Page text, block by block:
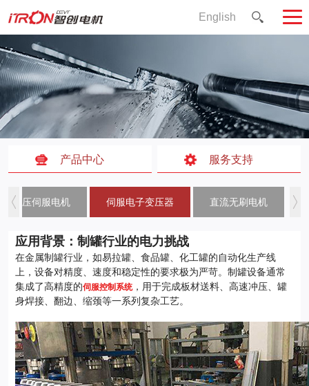
English
产品中心 服务支持
低压伺服电机 伺服电子变压器 直流无刷电机
应用背景：制罐行业的电力挑战
在金属制罐行业，如易拉罐、食品罐、化工罐的自动化生产线
上，设备对精度、速度和稳定性的要求极为严苛。制罐设备通常
集成了高精度的伺服控制系统，用于完成板材送料、高速冲压、罐
身焊接、翻边、缩颈等一系列复杂工艺。